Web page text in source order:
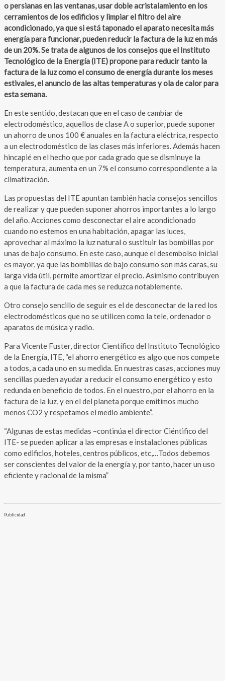
o persianas en las ventanas, usar doble acristalamiento en los
cerramientos de los edificios y limpiar el filtro del aire
acondicionado, ya que si está taponado el aparato necesita más
energía para funcionar, pueden reducir la factura de la luz en más
de un 20%. Se trata de algunos de los consejos que el Instituto
Tecnológico de la Energía (ITE) propone para reducir tanto la
factura de la luz como el consumo de energía durante los meses
estivales, el anuncio de las altas temperaturas y ola de calor para
esta semana.
En este sentido, destacan que en el caso de cambiar de
electrodoméstico, aquellos de clase A o superior, puede suponer
un ahorro de unos 100 € anuales en la factura eléctrica, respecto
a un electrodoméstico de las clases más inferiores. Además hacen
hincapié en el hecho que por cada grado que se disminuye la
temperatura, aumenta en un 7% el consumo correspondiente a la
climatización.
Las propuestas del ITE apuntan también hacia consejos sencillos
de realizar y que pueden suponer ahorros importantes a lo largo
del año. Acciones como desconectar el aire acondicionado
cuando no estemos en una habitación, apagar las luces,
aprovechar al máximo la luz natural o sustituir las bombillas por
unas de bajo consumo. En este caso, aunque el desembolso inicial
es mayor, ya que las bombillas de bajo consumo son más caras, su
larga vida útil, permite amortizar el precio. Asimismo contribuyen
a que la factura de cada mes se reduzca notablemente.
Otro consejo sencillo de seguir es el de desconectar de la red los
electrodomésticos que no se utilicen como la tele, ordenador o
aparatos de música y radio.
Para Vicente Fuster, director Científico del Instituto Tecnológico
de la Energía, ITE, “el ahorro energético es algo que nos compete
a todos, a cada uno en su medida. En nuestras casas, acciones muy
sencillas pueden ayudar a reducir el consumo energético y esto
redunda en beneficio de todos. En el nuestro, por el ahorro en la
factura de la luz, y en el del planeta porque emitimos mucho
menos CO2 y respetamos el medio ambiente”.
“Algunas de estas medidas –continúa el director Ciéntifico del
ITE- se pueden aplicar a las empresas e instalaciones públicas
como edificios, hoteles, centros públicos, etc,…Todos debemos
ser conscientes del valor de la energía y, por tanto, hacer un uso
eficiente y racional de la misma”
Publicidad